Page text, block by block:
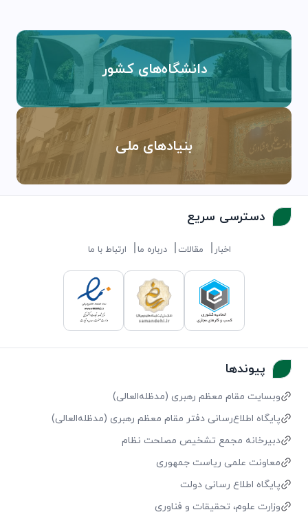
دانشگاه‌های کشور
بنیادهای ملی
دسترسی سریع
اخبار مقالات درباره ما ارتباط با ما
پیوندها
وبسایت مقام معظم رهبری (مد‌ظله‌العالی)
پایگاه اطلاع‌رسانی دفتر مقام معظم رهبری (مد‌ظله‌العالی)
دبیرخانه مجمع تشخیص مصلحت نظام
معاونت علمی ریاست جمهوری
پایگاه اطلاع رسانی دولت
وزارت علوم، تحقیقات و فناوری